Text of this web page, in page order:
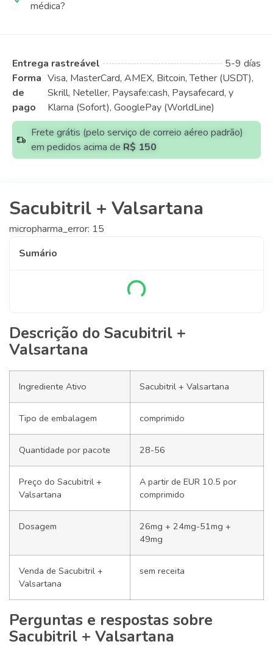
médica?
Entrega rastreável
5-9 días
Forma
de
pago
Visa, MasterCard, AMEX, Bitcoin, Tether (USDT),
Skrill, Neteller, Paysafe:cash, Paysafecard, y
Klarna (Sofort), GooglePay (WorldLine)
Frete grátis (pelo serviço de correio aéreo padrão)
em pedidos acima de R$ 150
Sacubitril + Valsartana
micropharma_error: 15
Sumário
Descrição do Sacubitril +
Valsartana
Ingrediente Ativo Sacubitril + Valsartana
Tipo de embalagem comprimido
Quantidade por pacote 28-56
Preço do Sacubitril +
Valsartana
A partir de EUR 10.5 por
comprimido
Dosagem
26mg + 24mg-51mg +
49mg
Venda de Sacubitril +
Valsartana
sem receita
Perguntas e respostas sobre
Sacubitril + Valsartana